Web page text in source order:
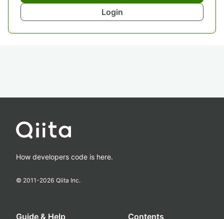
Login
How developers code is here.
© 2011-2026 Qiita Inc.
Guide & Help Contents